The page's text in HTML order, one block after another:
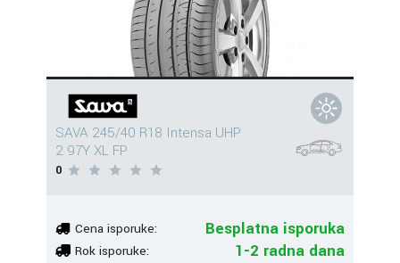
SAVA 245/40 R18 Intensa UHP
2 97Y XL FP
0
Cena isporuke: Besplatna isporuka
Rok isporuke: 1-2 radna dana